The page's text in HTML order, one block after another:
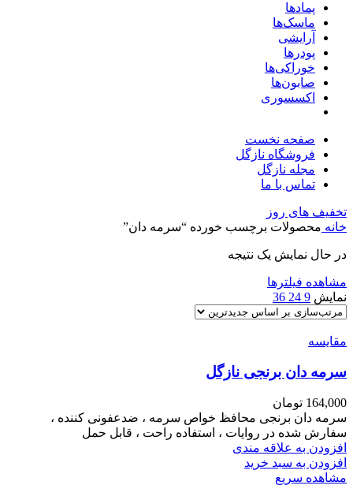
پمادها
ماسک‌ها
آرایشی
پودرها
خوراکی‌ها
صابون‌ها
اکسسوری
صفحه نخست
فروشگاه نازگل
مجله نازگل
تماس با ما
تخفیف های روز
خانه محصولات برچسب خورده “سرمه دان”
در حال نمایش یک نتیجه
مشاهده فیلترها
نمایش 9
24
36
مقایسه
سرمه دان برنجی نازگل
164,000 تومان
سرمه دان برنجی محافظ خواص سرمه ، ضدعفونی کننده ،
سفارش شده در روایات ، استفاده راحت ، قابل حمل
افزودن به علاقه مندی
افزودن به سبد خرید
مشاهده سریع